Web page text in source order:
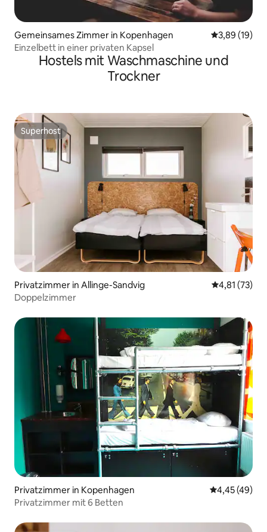
Gemeinsames Zimmer in Kopenhagen
3,89 (19)
Einzelbett in einer privaten Kapsel
Hostels mit Waschmaschine und
Trockner
Superhost
Superhost
Privatzimmer in Allinge-Sandvig
4,81 (73)
Doppelzimmer
Privatzimmer in Kopenhagen
4,45 (49)
Privatzimmer mit 6 Betten